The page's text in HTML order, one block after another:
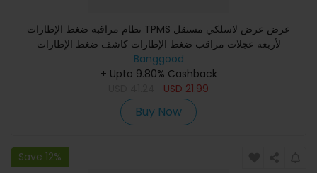
نظام مراقبة ضغط الإطارات TPMS عرض عرض لاسلكي مستقل
لأربعة عجلات مراقب ضغط الإطارات كاشف ضغط الإطارات
Banggood
+ Upto 9.80% Cashback
USD 21.99
Buy Now
Save 12%